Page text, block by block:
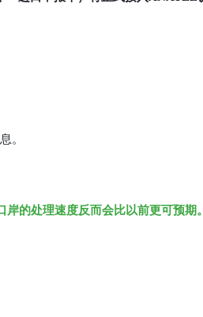
。
的处理速度反而会比以前更可预期。